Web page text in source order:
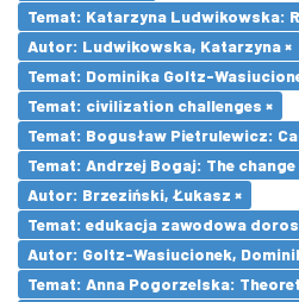
Temat: Katarzyna Ludwikowska:
Autor: Ludwikowska, Katarzyna ×
Temat: Dominika Goltz-
Temat: civilization challenges ×
Temat: Bogusław Pietrulewicz:
Temat: Andrzej Bogaj: The
Autor: Brzeziński, Łukasz ×
Temat: edukacja zawodowa
Autor: Goltz-Wasiucionek,
Temat: Anna Pogorzelska: